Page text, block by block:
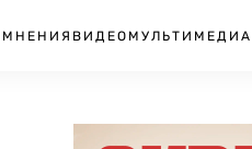
МНЕНИЯ ВИДЕО МУЛЬТИМЕДИА